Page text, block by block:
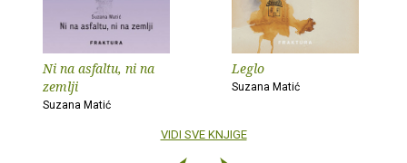
Ni na asfaltu, ni na
zemlji
Suzana Matić
Leglo
Suzana Matić
VIDI SVE KNJIGE